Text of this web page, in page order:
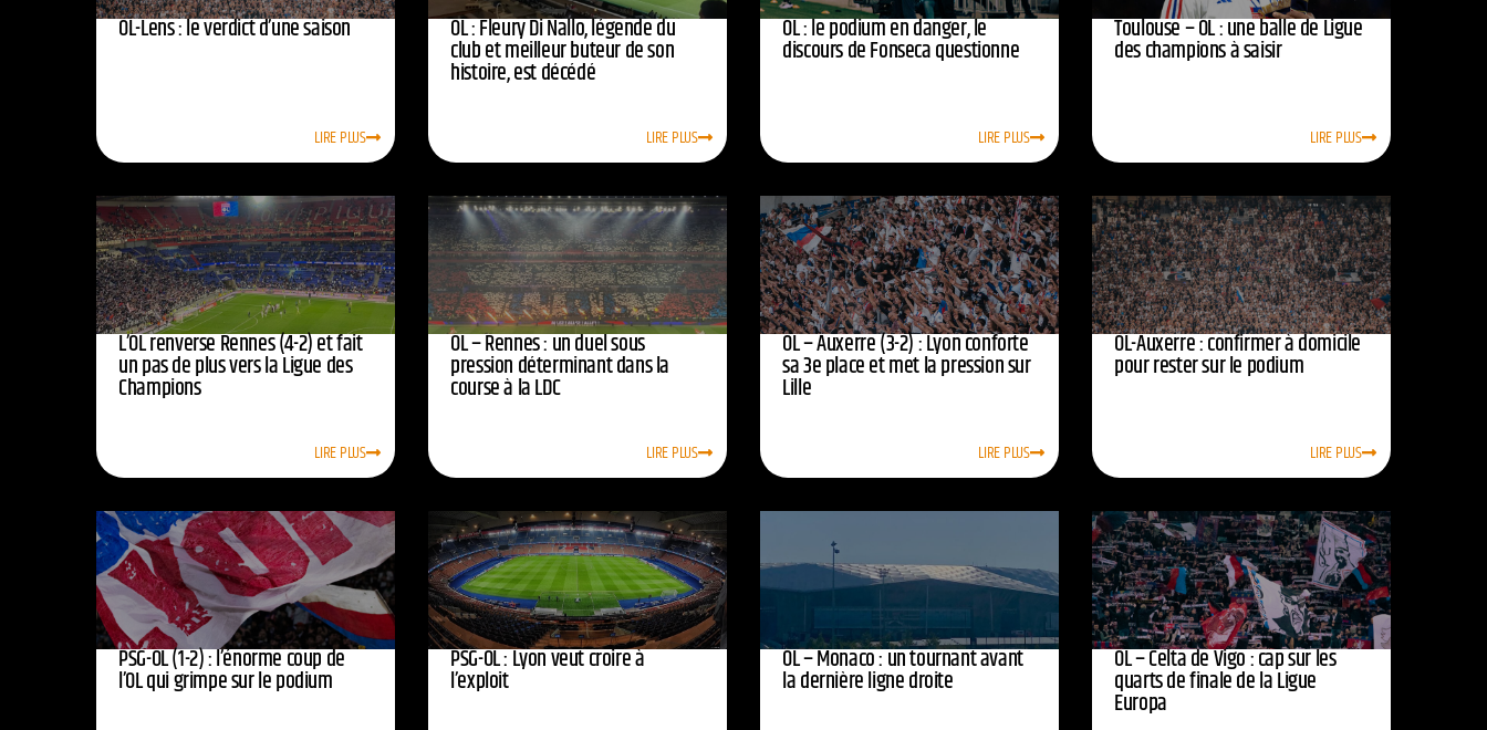
OL-Lens : le verdict d’une saison
LIRE PLUS
OL : Fleury Di Nallo, légende du
club et meilleur buteur de son
histoire, est décédé
LIRE PLUS
OL : le podium en danger, le
discours de Fonseca questionne
LIRE PLUS
Toulouse – OL : une balle de Ligue
des champions à saisir
LIRE PLUS
L’OL renverse Rennes (4-2) et fait
un pas de plus vers la Ligue des
Champions
LIRE PLUS
OL – Rennes : un duel sous
pression déterminant dans la
course à la LDC
LIRE PLUS
OL – Auxerre (3-2) : Lyon conforte
sa 3e place et met la pression sur
Lille
LIRE PLUS
OL-Auxerre : confirmer à domicile
pour rester sur le podium
LIRE PLUS
PSG-OL (1-2) : l’énorme coup de
l’OL qui grimpe sur le podium
PSG-OL : Lyon veut croire à
l’exploit
OL – Monaco : un tournant avant
la dernière ligne droite
OL – Celta de Vigo : cap sur les
quarts de finale de la Ligue
Europa